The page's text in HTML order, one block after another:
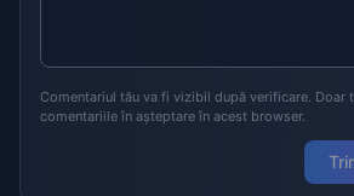
Comentariul tău va fi vizibil după verificare. Doar
comentariile în așteptare în acest browser.